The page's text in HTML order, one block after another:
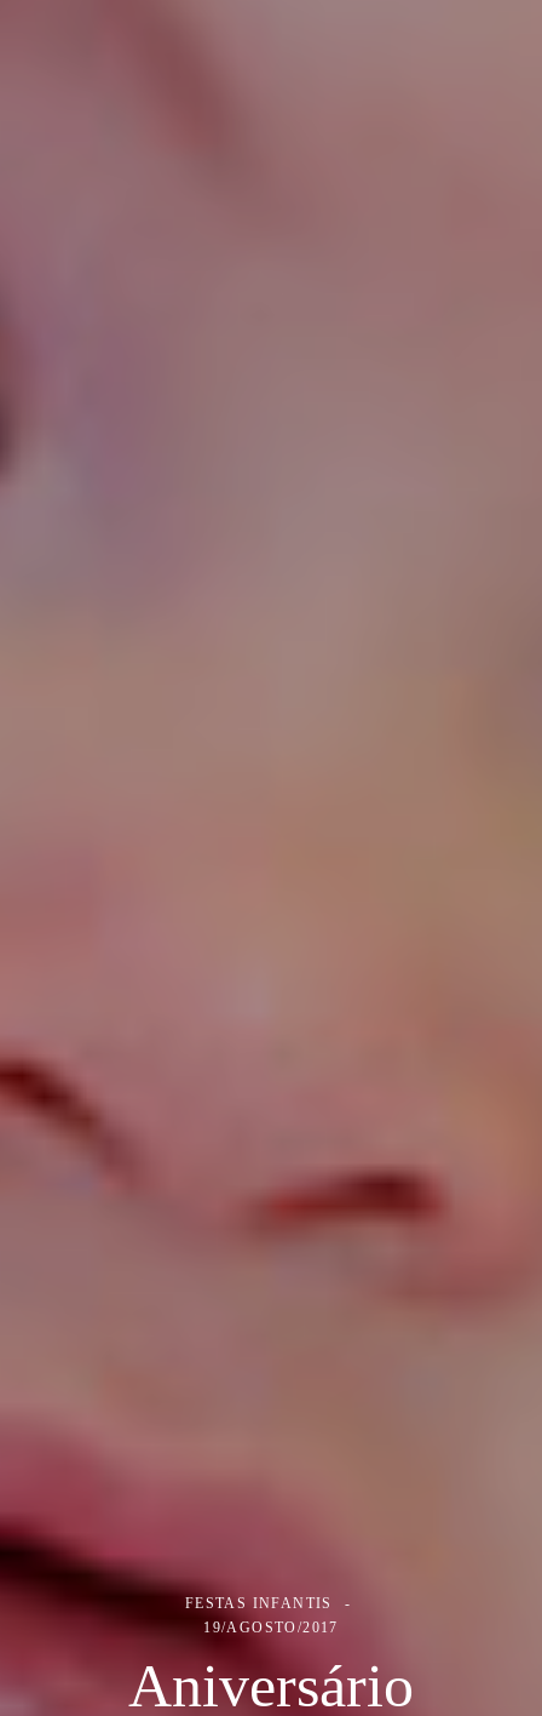
FESTAS INFANTIS
19/AGOSTO/2017
Aniversário